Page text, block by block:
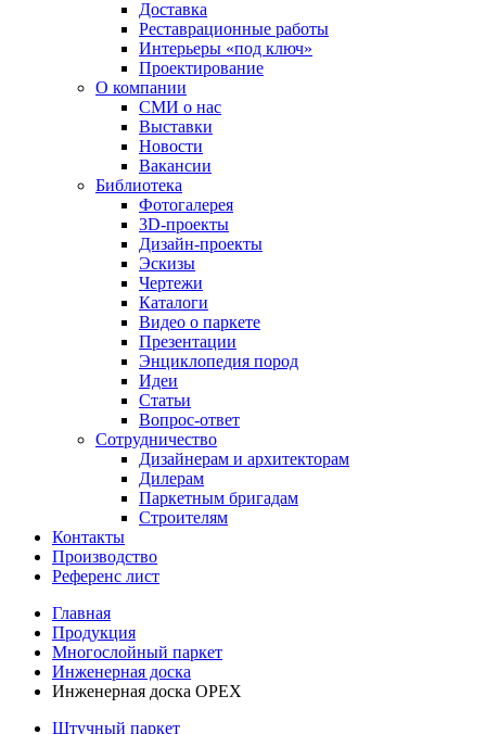
Доставка
Реставрационные работы
Интерьеры «под ключ»
Проектирование
О компании
СМИ о нас
Выставки
Новости
Вакансии
Библиотека
Фотогалерея
3D-проекты
Дизайн-проекты
Эскизы
Чертежи
Каталоги
Видео о паркете
Презентации
Энциклопедия пород
Идеи
Статьи
Вопрос-ответ
Сотрудничество
Дизайнерам и архитекторам
Дилерам
Паркетным бригадам
Строителям
Контакты
Производство
Референс лист
Главная
Продукция
Многослойный паркет
Инженерная доска
Инженерная доска ОРЕХ
Штучный паркет